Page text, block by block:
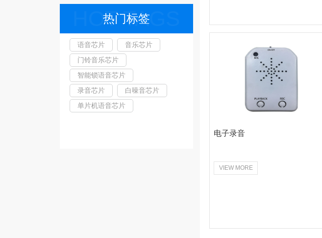
热门标签
HOT TAGS
语音芯片
音乐芯片
门铃音乐芯片
智能锁语音芯片
录音芯片
白噪音芯片
单片机语音芯片
电子录音
VIEW MORE